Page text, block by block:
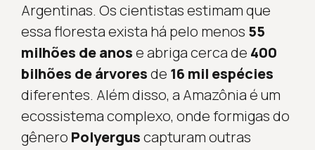
Argentinas. Os cientistas estimam que
essa floresta exista há pelo menos 55
milhões de anose abriga cerca de 400
bilhões de árvoresde 16 mil espécies
diferentes. Além disso, a Amazônia é um
ecossistema complexo, onde formigas do
gênero Polyerguscapturam outras